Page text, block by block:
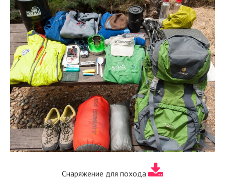
Снаряжение для похода